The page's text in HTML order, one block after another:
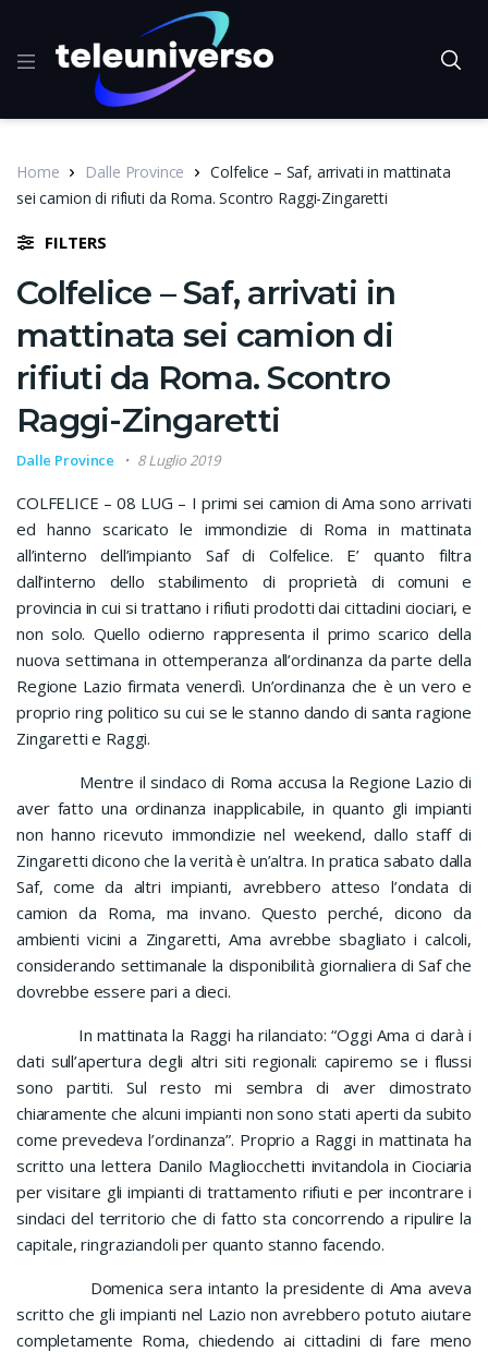
Home Dalle Province
Colfelice – Saf, arrivati in mattinata
sei camion di rifiuti da Roma. Scontro Raggi-Zingaretti
FILTERS
Colfelice – Saf, arrivati in
mattinata sei camion di
rifiuti da Roma. Scontro
Raggi-Zingaretti
Dalle Province 8 Luglio 2019
COLFELICE – 08 LUG – I primi sei camion di Ama sono arrivati
ed hanno scaricato le immondizie di Roma in mattinata
all’interno dell’impianto Saf di Colfelice. E’ quanto filtra
dall’interno dello stabilimento di proprietà di comuni e
provincia in cui si trattano i rifiuti prodotti dai cittadini ciociari, e
non solo. Quello odierno rappresenta il primo scarico della
nuova settimana in ottemperanza all’ordinanza da parte della
Regione Lazio firmata venerdì. Un’ordinanza che è un vero e
proprio ring politico su cui se le stanno dando di santa ragione
Zingaretti e Raggi.
Mentre il sindaco di Roma accusa la Regione Lazio di
aver fatto una ordinanza inapplicabile, in quanto gli impianti
non hanno ricevuto immondizie nel weekend, dallo staff di
Zingaretti dicono che la verità è un’altra. In pratica sabato dalla
Saf, come da altri impianti, avrebbero atteso l’ondata di
camion da Roma, ma invano. Questo perché, dicono da
ambienti vicini a Zingaretti, Ama avrebbe sbagliato i calcoli,
considerando settimanale la disponibilità giornaliera di Saf che
dovrebbe essere pari a dieci.
In mattinata la Raggi ha rilanciato: “Oggi Ama ci darà i
dati sull’apertura degli altri siti regionali: capiremo se i flussi
sono partiti. Sul resto mi sembra di aver dimostrato
chiaramente che alcuni impianti non sono stati aperti da subito
come prevedeva l’ordinanza”. Proprio a Raggi in mattinata ha
scritto una lettera Danilo Magliocchetti invitandola in Ciociaria
per visitare gli impianti di trattamento rifiuti e per incontrare i
sindaci del territorio che di fatto sta concorrendo a ripulire la
capitale, ringraziandoli per quanto stanno facendo.
Domenica sera intanto la presidente di Ama aveva
scritto che gli impianti nel Lazio non avrebbero potuto aiutare
completamente Roma, chiedendo ai cittadini di fare meno